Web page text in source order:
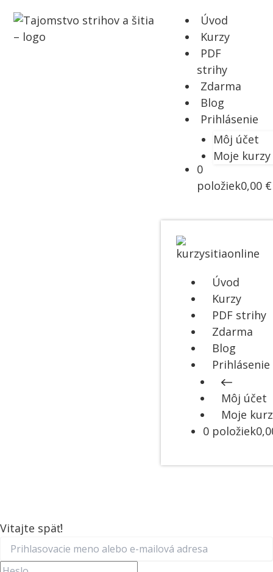
Úvod
Kurzy
PDF
strihy
Zdarma
Blog
Prihlásenie
Môj účet
Moje kurzy
0
položiek0,00 €
Úvod
Kurzy
PDF strihy
Zdarma
Blog
Prihlásenie
Môj účet
Moje
0 položiek
Vitajte späť!